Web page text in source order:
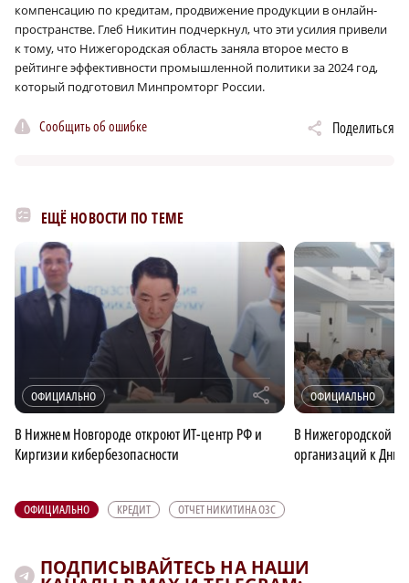
компенсацию по кредитам, продвижение продукции в онлайн-
пространстве. Глеб Никитин подчеркнул, что эти усилия привели
к тому, что Нижегородская область заняла второе место в
рейтинге эффективности промышленной политики за 2024 год,
который подготовил Минпромторг России.
Сообщить об ошибке Поделиться
ЕЩЁ НОВОСТИ ПО ТЕМЕ
ОФИЦИАЛЬНО r
В Нижнем Новгороде откроют ИТ-центр РФ и
Киргизии кибербезопасности
ОФИЦИАЛЬНО
В Нижегородской
организаций к Дню
ОФИЦИАЛЬНО КРЕДИТ ОТЧЕТ НИКИТИНА ОЗС
ПОДПИСЫВАЙТЕСЬ НА НАШИ